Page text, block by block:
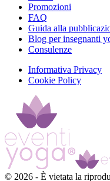
Promozioni
FAQ
Guida alla
Blog per insegnanti
Consulenze
Informativa Privacy
Cookie Policy
© 2026 - È vietata la